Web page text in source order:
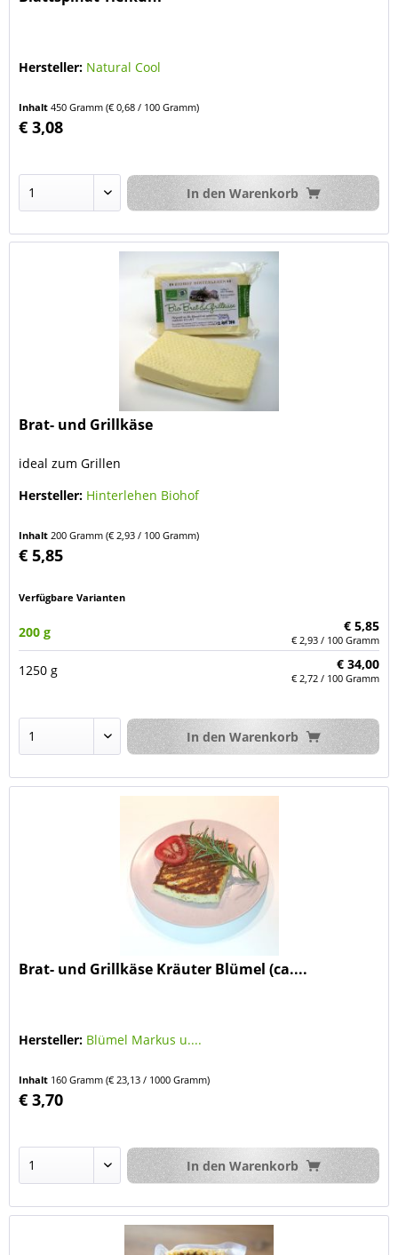
Hersteller: Natural Cool
Inhalt450 Gramm(€ 0,68 / 100 Gramm)
€ 3,08
In den Warenkorb
Brat- und Grillkäse
ideal zum Grillen
Hersteller: Hinterlehen Biohof
Inhalt200 Gramm(€ 2,93 / 100 Gramm)
€ 5,85
Verfügbare Varianten
200 g € 5,85
€ 2,93 / 100 Gramm
1250 g € 34,00
€ 2,72 / 100 Gramm
In den Warenkorb
Brat- und Grillkäse Kräuter Blümel (ca....
Hersteller: Blümel Markus u....
Inhalt 160 Gramm(€ 23,13 / 1000 Gramm)
€ 3,70
In den Warenkorb